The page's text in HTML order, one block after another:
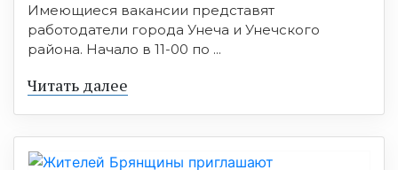
Имеющиеся вакансии представят
работодатели города Унеча и Унечского
района. Начало в 11-00 по ...
Читать далее